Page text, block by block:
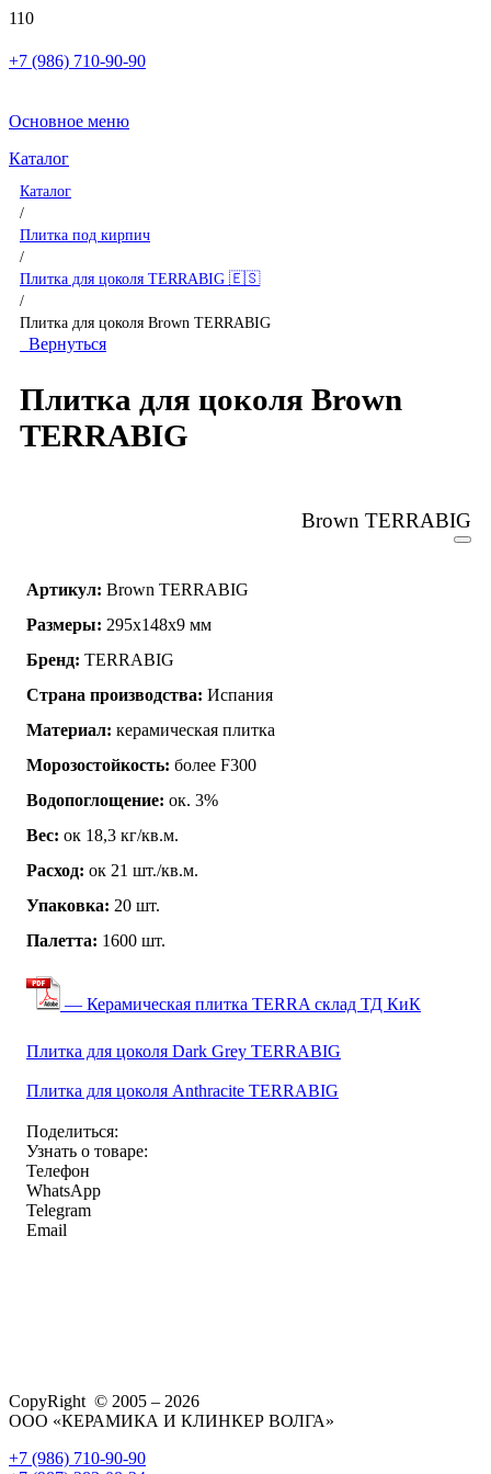
+7 (986) 710-90-90
Основное меню
Каталог
Каталог
/
Плитка под кирпич
/
Плитка для цоколя TERRABIG 🇪🇸
/
Плитка для цоколя Brown TERRABIG
Вернуться
Плитка для цоколя Brown
TERRABIG
Brown TERRABIG
Артикул: Brown TERRABIG
Размеры: 295x148x9 мм
Бренд: TERRABIG
Страна производства: Испания
Материал: керамическая плитка
Морозостойкость: более F300
Водопоглощение: ок. 3%
Вес: ок 18,3 кг/кв.м.
Расход: ок 21 шт./кв.м.
Упаковка: 20 шт.
Палетта: 1600 шт.
— Керамическая плитка TERRA склад ТД КиК
Плитка для цоколя Dark Grey TERRABIG
Плитка для цоколя Anthracite TERRABIG
Поделиться:
Узнать о товаре:
Телефон
WhatsApp
Telegram
Email
CopyRight © 2005 – 2026
ООО «КЕРАМИКА И КЛИНКЕР ВОЛГА»
+7 (986) 710-90-90